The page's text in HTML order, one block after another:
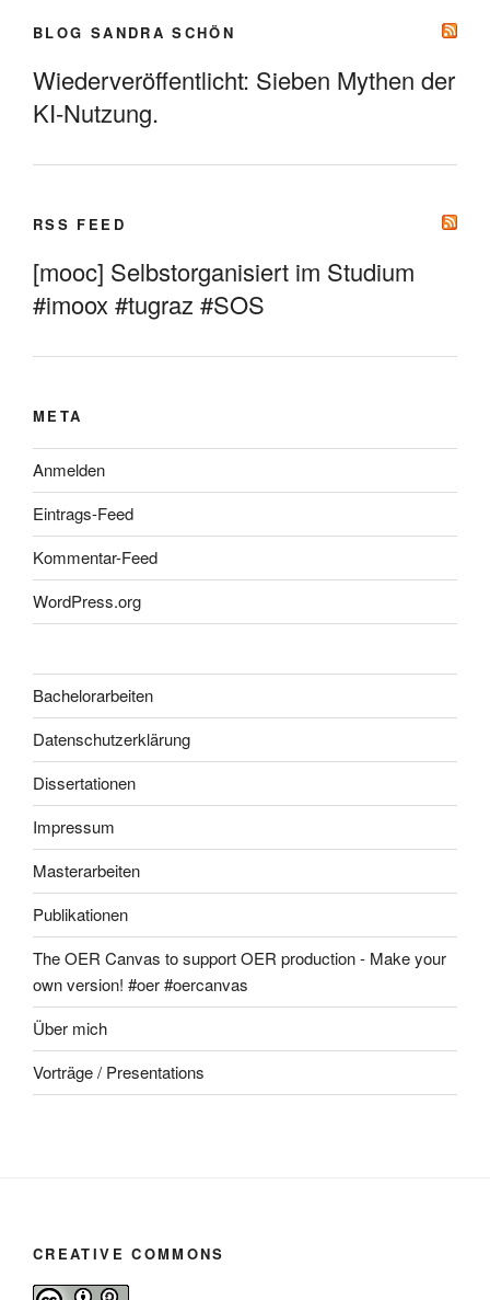
BLOG SANDRA SCHÖN
Wiederveröffentlicht: Sieben Mythen der
KI-Nutzung.
RSS FEED
[mooc] Selbstorganisiert im Studium
#imoox #tugraz #SOS
META
Anmelden
Eintrags-Feed
Kommentar-Feed
WordPress.org
Bachelorarbeiten
Datenschutzerklärung
Dissertationen
Impressum
Masterarbeiten
Publikationen
The OER Canvas to support OER production - Make your
own version! #oer #oercanvas
Über mich
Vorträge / Presentations
CREATIVE COMMONS